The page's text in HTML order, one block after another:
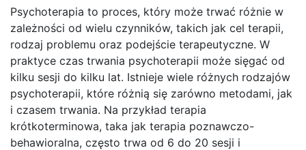
Psychoterapia to proces, który może trwać różnie w
zależności od wielu czynników, takich jak cel terapii,
rodzaj problemu oraz podejście terapeutyczne. W
praktyce czas trwania psychoterapii może sięgać od
kilku sesji do kilku lat. Istnieje wiele różnych rodzajów
psychoterapii, które różnią się zarówno metodami, jak
i czasem trwania. Na przykład terapia
krótkoterminowa, taka jak terapia poznawczo-
behawioralna, często trwa od 6 do 20 sesji i